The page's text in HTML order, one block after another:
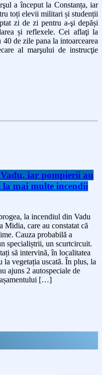
a început la Constanța, iar
toți elevii militari și studenții
zi de zi pentru a-şi depăși
și reflexele.Cei aflaţi la
40 de zile pana la intoarcearea
al marşului de instrucţie
iar pompierii au
la mai multe incendii
la incendiul din Vadu
Midia, care au constatat că
Cauza probabilă a
specialiștrii, un scurtcircuit.
să intervină, în localitatea
vegetația uscată. În plus, la
ajuns 2 autospeciale de
[…]